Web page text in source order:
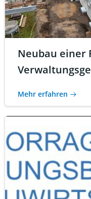
Neubau einer
Mehr erfahren